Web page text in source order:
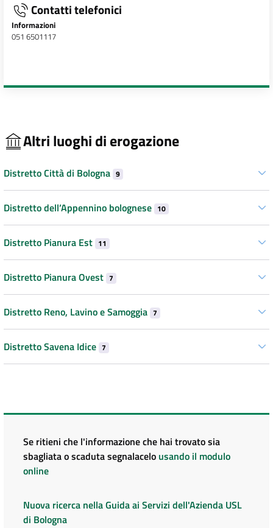
Contatti telefonici
Informazioni
051 6501117
Altri luoghi di erogazione
Distretto Città di Bologna 9
Distretto dell’Appennino bolognese 10
Distretto Pianura Est 11
Distretto Pianura Ovest 7
Distretto Reno, Lavino e Samoggia 7
Distretto Savena Idice 7
Se ritieni che l'informazione che hai trovato sia
sbagliata o scaduta segnalacelo usando il modulo
online
Nuova ricerca nella Guida ai Servizi dell'Azienda USL
di Bologna